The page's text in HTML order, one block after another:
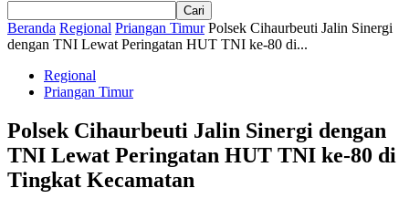
Beranda Regional Priangan Timur Polsek Cihaurbeuti Jalin Sinergi
dengan TNI Lewat Peringatan HUT TNI ke-80 di...
Regional
Priangan Timur
Polsek Cihaurbeuti Jalin Sinergi dengan
TNI Lewat Peringatan HUT TNI ke-80 di
Tingkat Kecamatan